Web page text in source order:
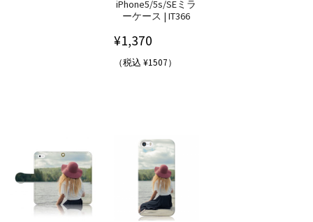
iPhone5/5s/SEミラ
ーケース | IT366
¥1,370
（税込 ¥1507）